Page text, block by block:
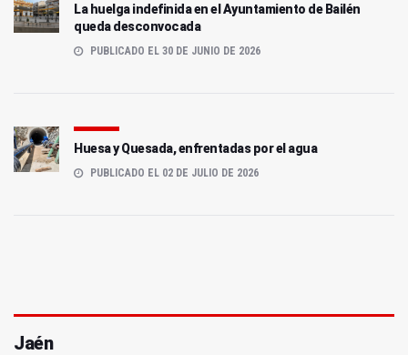
La huelga indefinida en el Ayuntamiento de Bailén
queda desconvocada
PUBLICADO EL 30 DE JUNIO DE 2026
Huesa y Quesada, enfrentadas por el agua
PUBLICADO EL 02 DE JULIO DE 2026
Jaén